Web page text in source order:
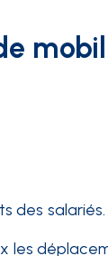
des salariés.